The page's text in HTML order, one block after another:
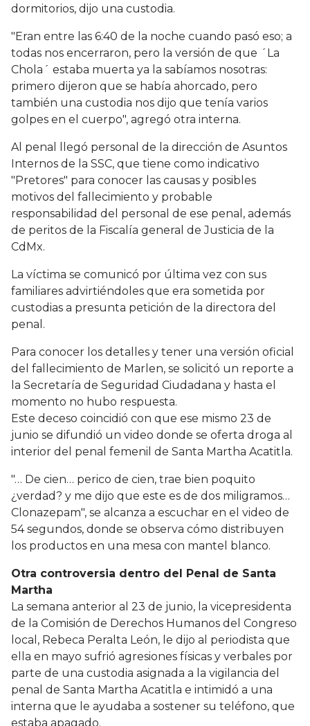
dormitorios, dijo una custodia.
"Eran entre las 6:40 de la noche cuando pasó eso; a
todas nos encerraron, pero la versión de que ´La
Chola´ estaba muerta ya la sabíamos nosotras:
primero dijeron que se había ahorcado, pero
también una custodia nos dijo que tenía varios
golpes en el cuerpo", agregó otra interna.
Al penal llegó personal de la dirección de Asuntos
Internos de la SSC, que tiene como indicativo
"Pretores" para conocer las causas y posibles
motivos del fallecimiento y probable
responsabilidad del personal de ese penal, además
de peritos de la Fiscalía general de Justicia de la
CdMx.
La víctima se comunicó por última vez con sus
familiares advirtiéndoles que era sometida por
custodias a presunta petición de la directora del
penal.
Para conocer los detalles y tener una versión oficial
del fallecimiento de Marlen, se solicitó un reporte a
la Secretaría de Seguridad Ciudadana y hasta el
momento no hubo respuesta.
Este deceso coincidió con que ese mismo 23 de
junio se difundió un video donde se oferta droga al
interior del penal femenil de Santa Martha Acatitla.
"… De cien… perico de cien, trae bien poquito
¿verdad? y me dijo que este es de dos miligramos…
Clonazepam", se alcanza a escuchar en el video de
54 segundos, donde se observa cómo distribuyen
los productos en una mesa con mantel blanco.
Otra controversia dentro del Penal de Santa
Martha
La semana anterior al 23 de junio, la vicepresidenta
de la Comisión de Derechos Humanos del Congreso
local, Rebeca Peralta León, le dijo al periodista que
ella en mayo sufrió agresiones físicas y verbales por
parte de una custodia asignada a la vigilancia del
penal de Santa Martha Acatitla e intimidó a una
interna que le ayudaba a sostener su teléfono, que
estaba apagado.